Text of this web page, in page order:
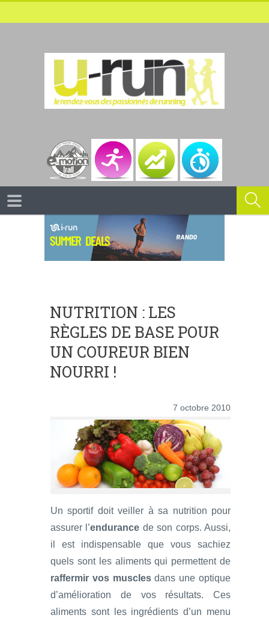
NUTRITION : LES
RÈGLES DE BASE POUR
UN COUREUR BIEN
NOURRI !
7 octobre 2010
Un sportif doit veiller à sa nutrition pour
assurer l’endurance de son corps. Aussi,
il est indispensable que vous sachiez
quels sont les aliments qui permettent de
raffermir vos musclesdans une optique
d’amélioration de vos résultats. Ces
aliments sont les ingrédients d’un menu